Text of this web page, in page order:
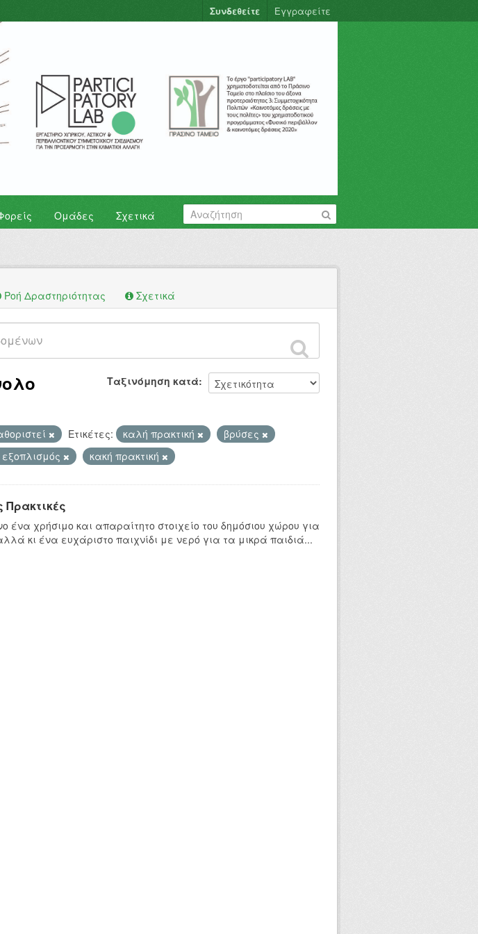
Συνδεθείτε Εγγραφείτε
Ομάδες Σχετικά
Ροή Δραστηριότητας Σχετικά
Ταξινόμηση κατά
Ετικέτες: καλή πρακτική
βρύσες
εξοπλισμός κακή πρακτική
ένα χρήσιμο και απαραίτητο στοιχείο του δημόσιου χώρου για
κι ένα ευχάριστο παιχνίδι με νερό για τα μικρά παιδιά...